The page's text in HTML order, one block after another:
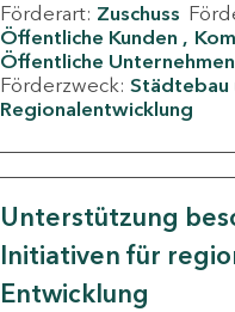
Förderart: Zuschuss
Öffentliche Kunden
Öffentliche Unternehmen
Förderzweck: Städtebau
Regionalentwicklung
Unterstützung
Initiativen für
Entwicklung